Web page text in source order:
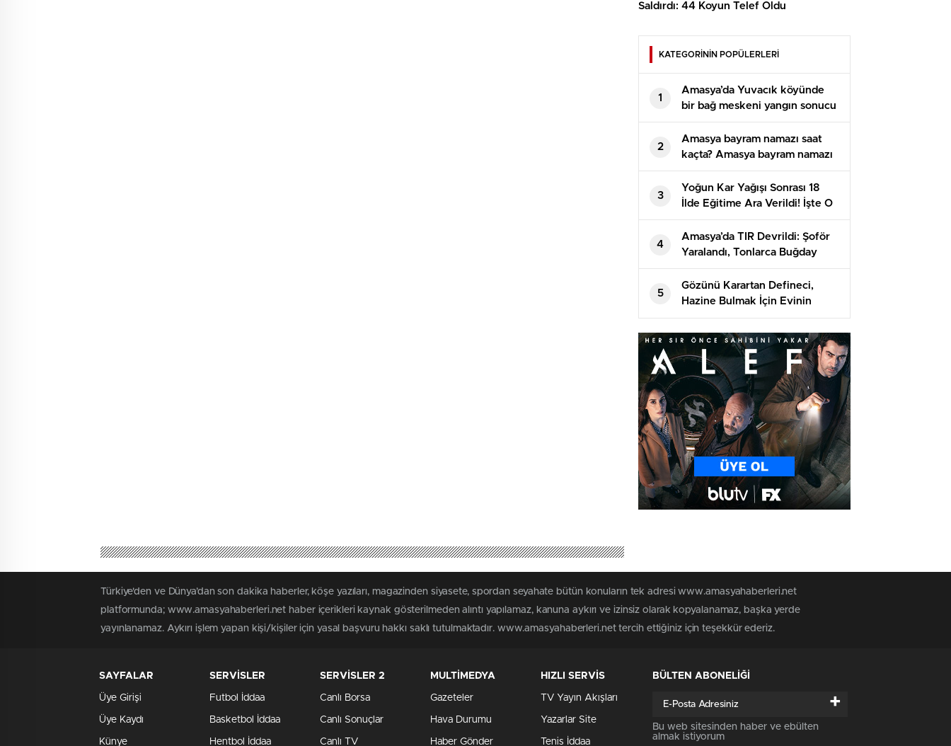
Saldırdı: 44 Koyun Telef Oldu
KATEGORİNİN POPÜLERLERİ
1
Amasya’da Yuvacık köyünde
bir bağ meskeni yangın sonucu
kullanılamaz hale geldi
2
Amasya bayram namazı saat
kaçta? Amasya bayram namazı
saati! Bayram namazı ne vakit,
saat kaçta?
3
Yoğun Kar Yağışı Sonrası 18
İlde Eğitime Ara Verildi! İşte O
İller
4
Amasya’da TIR Devrildi: Şoför
Yaralandı, Tonlarca Buğday
Yola Döküldü
5
Gözünü Karartan Defineci,
Hazine Bulmak İçin Evinin
Altını 10 Metre Kazdı
Türkiye'den ve Dünya’dan son dakika haberler, köşe yazıları, magazinden siyasete, spordan seyahate bütün konuların tek adresi www.amasyahaberleri.net
platformunda; www.amasyahaberleri.net haber içerikleri kaynak gösterilmeden alıntı yapılamaz, kanuna aykırı ve izinsiz olarak kopyalanamaz, başka yerde
yayınlanamaz. Aykırı işlem yapan kişi/kişiler için yasal başvuru hakkı saklı tutulmaktadır. www.amasyahaberleri.net tercih ettiğiniz için teşekkür ederiz.
SAYFALAR
Üye Girişi
Üye Kaydı
Künye
SERVİSLER
Futbol İddaa
Basketbol İddaa
Hentbol İddaa
SERVİSLER 2
Canlı Borsa
Canlı Sonuçlar
Canlı TV
MULTİMEDYA
Gazeteler
Hava Durumu
Haber Gönder
HIZLI SERVİS
TV Yayın Akışları
Yazarlar Site
Tenis İddaa
BÜLTEN ABONELİĞİ
+
Bu web sitesinden haber ve ebülten
almak istiyorum